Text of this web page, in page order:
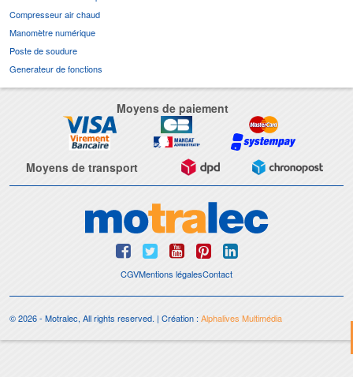
Compresseur air chaud
Manomètre numérique
Poste de soudure
Generateur de fonctions
Moyens de paiement
Moyens de transport
CGVMentions légalesContact
© 2026 - Motralec, All rights reserved. | Création :Alphalives Multimédia